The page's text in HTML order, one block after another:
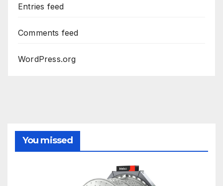
Entries feed
Comments feed
WordPress.org
You missed